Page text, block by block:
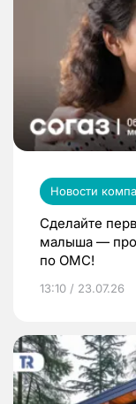
Новости
Сделайте
малыша —
по ОМС!
13:10 / 23.07.26